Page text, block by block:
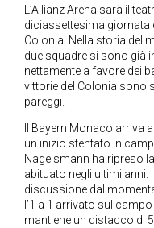
L’Allianz Arena sarà il
diciassettesima giornata
Colonia. Nella storia del
due squadre si sono già
nettamente a favore dei
vittorie del Colonia sono
pareggi.
Il Bayern Monaco
un inizio stentato in
Nagelsmann ha ripreso
abituato negli ultimi
discussione dal
l’1 a 1 arrivato sul
mantiene un distacco di